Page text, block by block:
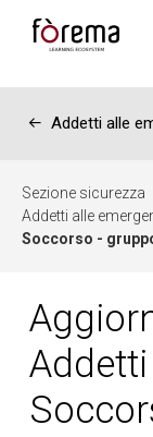
← Addetti alle
Sezione sicurezza
Addetti alle
Soccorso -